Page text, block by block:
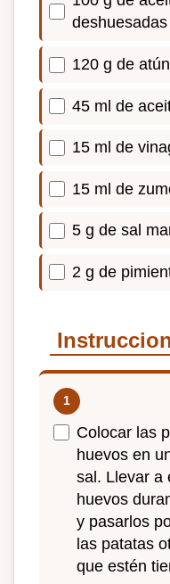
deshuesadas
120 g de
45 ml de
15 ml de
15 ml de
5 g de sal
2 g de
Colocar las
huevos en
sal. Llevar a
huevos
y pasarlos
las patatas
que estén